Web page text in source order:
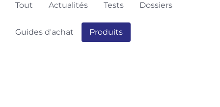
Tout Actualités Tests Dossiers
Guides d'achat Produits